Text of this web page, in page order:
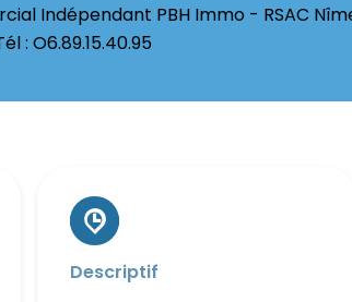
Indépendant PBH Immo - RSAC
: O6.89.15.40.95
Descriptif